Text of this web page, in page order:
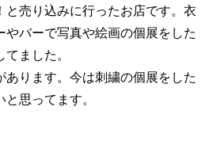
売り込みに行ったお店です。衣
バーで写真や絵画の個展をした
ました。
あります。今は刺繍の個展をした
思ってます。